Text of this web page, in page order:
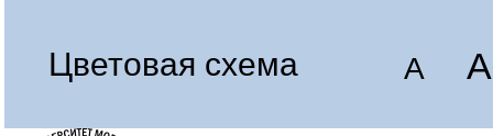
Цветовая схема A A